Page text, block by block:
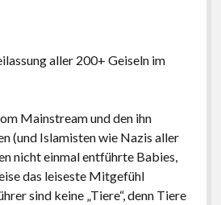
aller 200+ Geiseln im
Mainstream und den ihn
(und Islamisten wie Nazis aller
nicht einmal entführte Babies,
das leiseste Mitgefühl
sind keine „Tiere“, denn Tiere